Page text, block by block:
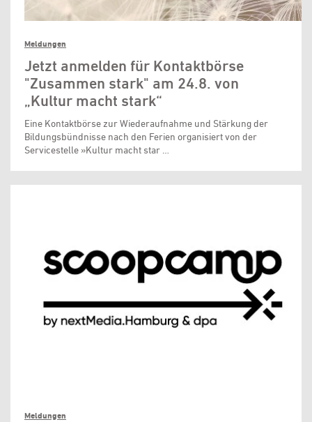
Meldungen
Jetzt anmelden für Kontaktbörse
"Zusammen stark" am 24.8. von
„Kultur macht stark“
Eine Kontaktbörse zur Wiederaufnahme und Stärkung der
Bildungsbündnisse nach den Ferien organisiert von der
Servicestelle »Kultur macht star …
Meldungen